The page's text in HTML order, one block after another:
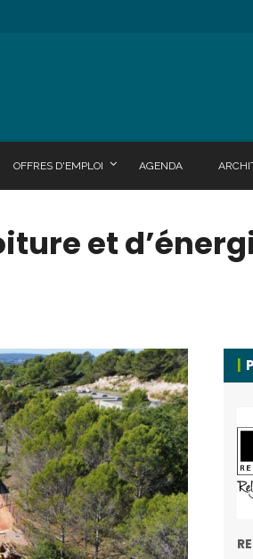
OFFRES D'EMPLOI AGENDA
et